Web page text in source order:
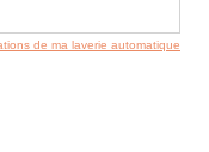
de ma laverie automatique